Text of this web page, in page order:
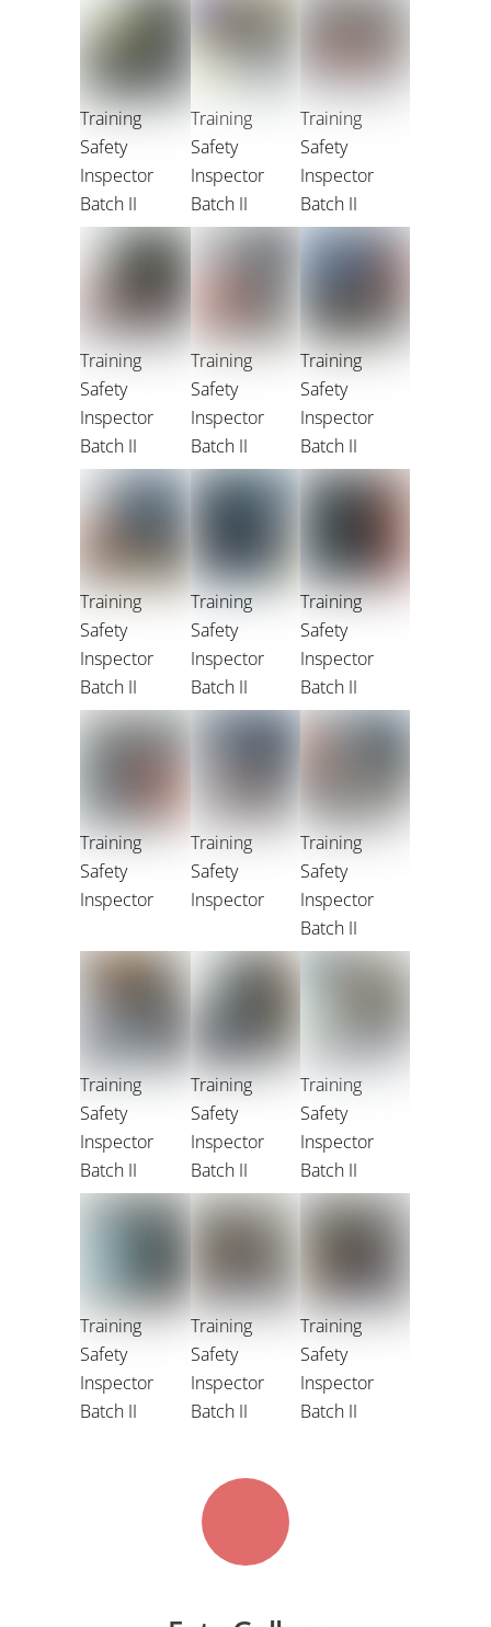
Training
Safety
Inspector
Batch II
Training
Safety
Inspector
Batch II
Training
Safety
Inspector
Batch II
Training
Safety
Inspector
Batch II
Training
Safety
Inspector
Batch II
Training
Safety
Inspector
Batch II
Training
Safety
Inspector
Batch II
Training
Safety
Inspector
Batch II
Training
Safety
Inspector
Batch II
Training
Safety
Inspector
Training
Safety
Inspector
Training
Safety
Inspector
Batch II
Training
Safety
Inspector
Batch II
Training
Safety
Inspector
Batch II
Training
Safety
Inspector
Batch II
Training
Safety
Inspector
Batch II
Training
Safety
Inspector
Batch II
Training
Safety
Inspector
Batch II